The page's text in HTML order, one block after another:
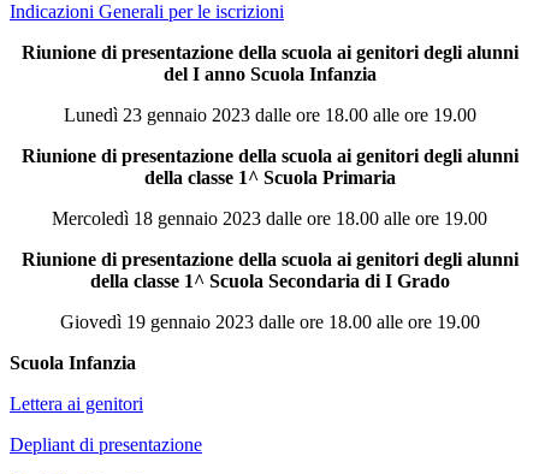
Indicazioni Generali per le iscrizioni
Riunione di presentazione della scuola ai genitori degli alunni
del I anno Scuola Infanzia
Lunedì 23 gennaio 2023 dalle ore 18.00 alle ore 19.00
Riunione di presentazione della scuola ai genitori degli alunni
della classe 1^ Scuola Primaria
Mercoledì 18 gennaio 2023 dalle ore 18.00 alle ore 19.00
Riunione di presentazione della scuola ai genitori degli alunni
della classe 1^ Scuola Secondaria di I Grado
Giovedì 19 gennaio 2023 dalle ore 18.00 alle ore 19.00
Scuola Infanzia
Lettera ai genitori
Depliant di presentazione